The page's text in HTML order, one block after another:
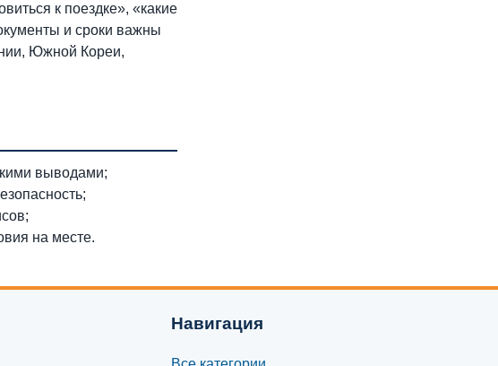
к поездке», «какие
и сроки важны
Южной Кореи,
выводами;
на месте.
Навигация